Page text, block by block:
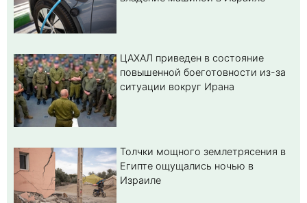
ЦАХАЛ приведен в состояние
повышенной боеготовности из-за
ситуации вокруг Ирана
Толчки мощного землетрясения в
Египте ощущались ночью в
Израиле